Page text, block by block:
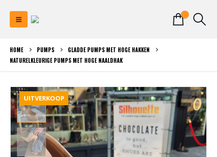
HOME PUMPS
GLADDE PUMPS MET HOGE HAKKEN
NATURELKLEURIGE PUMPS MET HOGE NAALDHAK
UITVERKOOP